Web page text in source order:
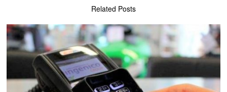
Related Posts